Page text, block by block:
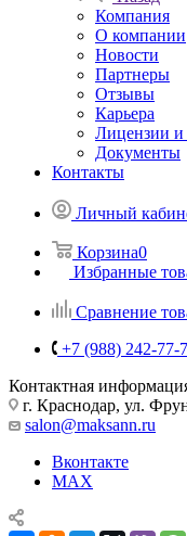
Компания
О компании
Новости
Партнеры
Отзывы
Карьера
Лицензии и
Документы
Контакты
Личный
Корзина0
Избранные
Сравнение
+7 (988) 242-77-
Контактная
г. Краснодар, ул.
salon@maksann.ru
Вконтакте
MAX